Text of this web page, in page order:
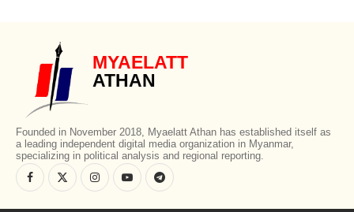
MYAELATT
ATHAN
Founded in November 2018, Myaelatt Athan has established itself as
a leading independent digital media organization in Myanmar,
specializing in political analysis and regional reporting.